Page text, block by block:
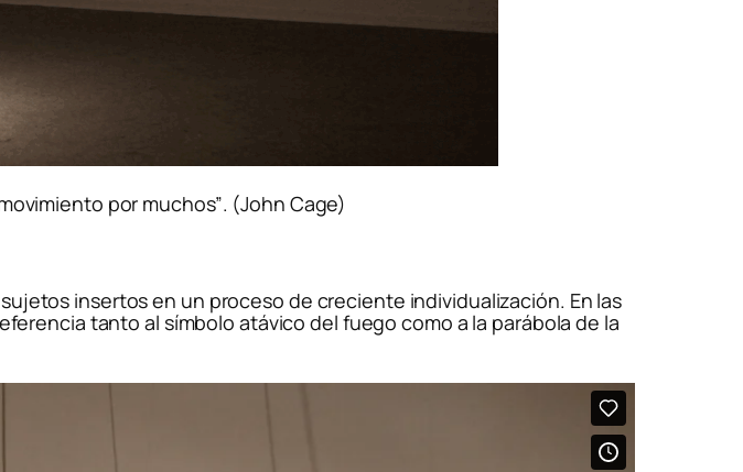
por muchos”. (John Cage)
insertos en un proceso de creciente individualización. En las
tanto al símbolo atávico del fuego como a la parábola de la